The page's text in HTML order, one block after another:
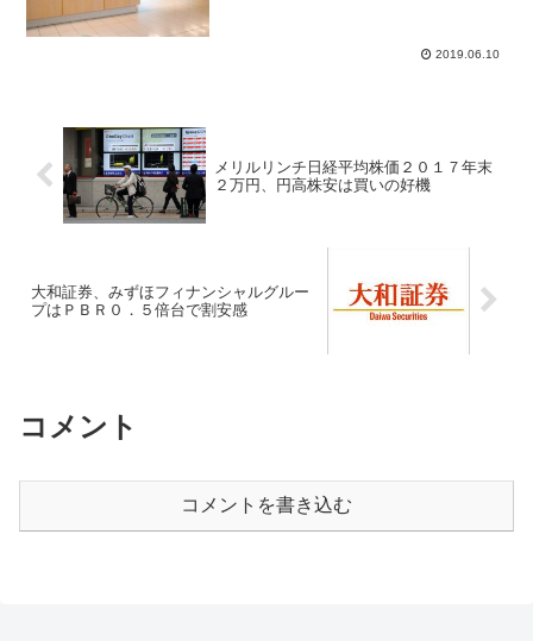
2019.06.10
メリルリンチ日経平均株価２０１７年末
２万円、円高株安は買いの好機
大和証券、みずほフィナンシャルグルー
プはＰＢＲ０．５倍台で割安感
コメント
コメントを書き込む